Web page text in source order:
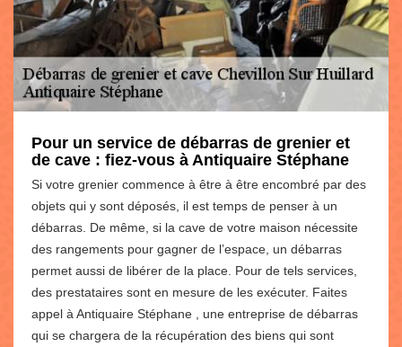
Pour un service de débarras de grenier et
de cave : fiez-vous à Antiquaire Stéphane
Si votre grenier commence à être à être encombré par des
objets qui y sont déposés, il est temps de penser à un
débarras. De même, si la cave de votre maison nécessite
des rangements pour gagner de l’espace, un débarras
permet aussi de libérer de la place. Pour de tels services,
des prestataires sont en mesure de les exécuter. Faites
appel à Antiquaire Stéphane , une entreprise de débarras
qui se chargera de la récupération des biens qui sont